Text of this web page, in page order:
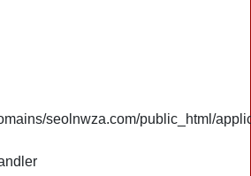
seolnwza.com/public_html/